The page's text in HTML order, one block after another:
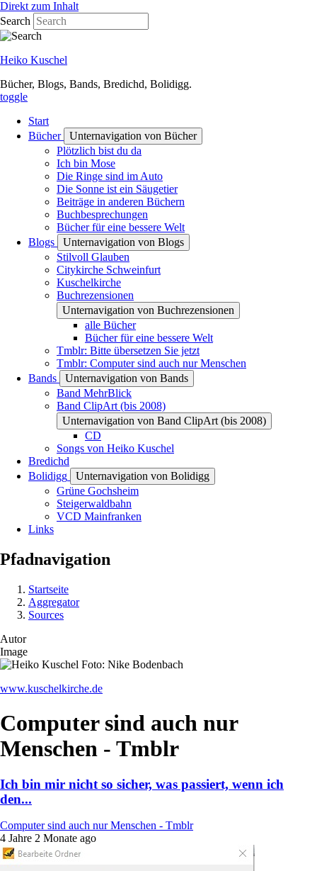
Direkt zum Inhalt
Search
Heiko Kuschel
Bücher, Blogs, Bands, Bredichd, Bolidigg.
toggle
Start
Bücher
Unternavigation von Bücher
Plötzlich bist du da
Ich bin Mose
Die Ringe sind im Auto
Die Sonne ist ein Säugetier
Beiträge in anderen Büchern
Buchbesprechungen
Bücher für eine bessere Welt
Blogs
Unternavigation von Blogs
Stilvoll Glauben
Citykirche Schweinfurt
Kuschelkirche
Buchrezensionen
Unternavigation von Buchrezensionen
alle Bücher
Bücher für eine bessere Welt
Tmblr: Bitte übersetzen Sie jetzt
Tmblr: Computer sind auch nur Menschen
Bands
Unternavigation von Bands
Band MehrBlick
Band ClipArt (bis 2008)
Unternavigation von Band ClipArt (bis 2008)
CD
Songs von Heiko Kuschel
Bredichd
Bolidigg
Unternavigation von Bolidigg
Grüne Gochsheim
Steigerwaldbahn
VCD Mainfranken
Links
Pfadnavigation
Startseite
Aggregator
Sources
Autor
Image
www.kuschelkirche.de
Computer sind auch nur
Menschen - Tmblr
Ich bin mir nicht so sicher, was passiert, wenn ich
den...
Computer sind auch nur Menschen - Tmblr
4 Jahre 2 Monate ago